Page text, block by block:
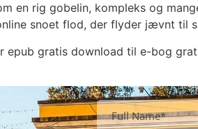
en rig gobelin, kompleks og
snoet flod, der flyder jævnt til
epub gratis download til e-bog